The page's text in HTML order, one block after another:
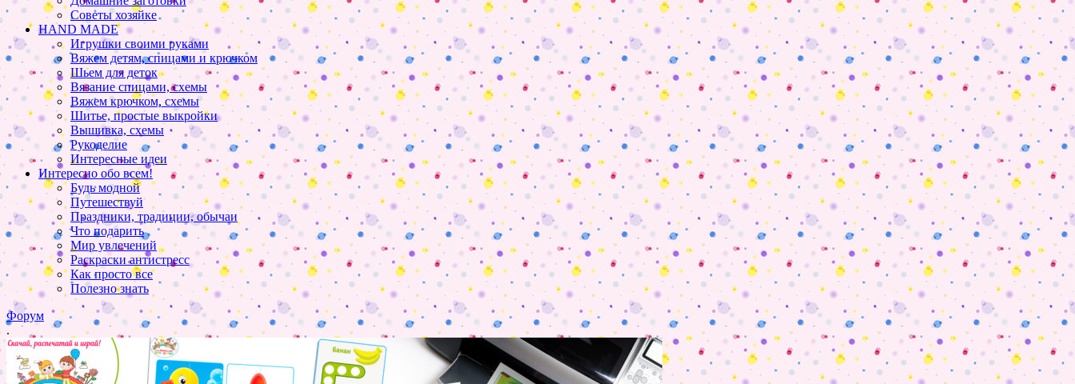
Советы хозяйке
HAND MADE
Игрушки своими руками
Вяжем детям, спицами и крючком
Шьем для деток
Вязание спицами, схемы
Вяжем крючком, схемы
Шитье, простые выкройки
Вышивка, схемы
Рукоделие
Интересные идеи
Интересно обо всем!
Будь модной
Путешествуй
Праздники, традиции, обычаи
Что подарить
Мир увлечений
Раскраски антистресс
Как просто все
Полезно знать
Форум
.